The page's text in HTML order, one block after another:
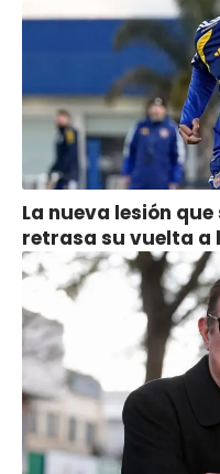
La nueva lesión
retrasa su vuelta a